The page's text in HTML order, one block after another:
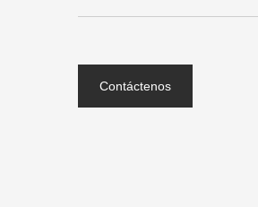
Contáctenos